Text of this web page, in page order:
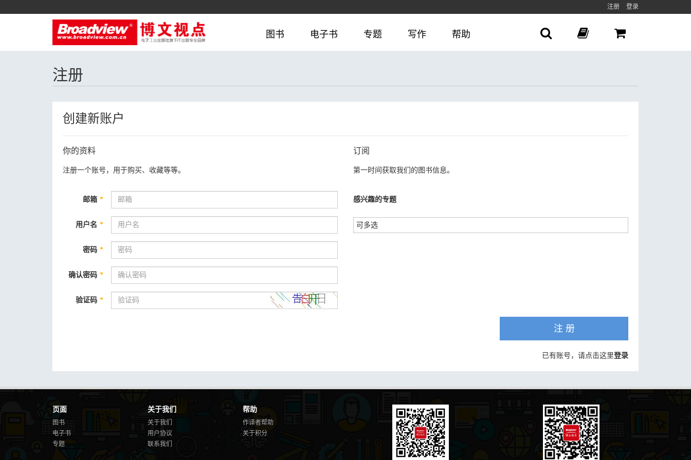
注册 登录
图书 电子书 专题 写作 帮助
注册
创建新账户
你的资料
注册一个账号，用于购买、收藏等等。
邮箱 *
用户名 *
密码 *
确认密码 *
验证码 *
订阅
第一时间获取我们的图书信息。
感兴趣的专题
注 册
已有账号，请点击这里登录
页面
图书
电子书
专题
关于我们
关于我们
用户协议
联系我们
帮助
作译者帮助
关于积分